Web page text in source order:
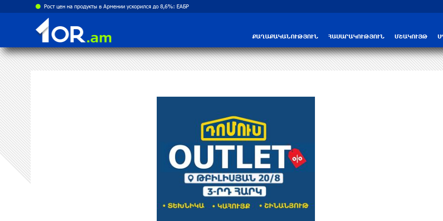
Рост цен на продукты в Армении ускорился до 8,6%: ЕАБР
ՔԱՂԱՔԱԿԱՆՈՒԹՅՈՒՆ ՀԱՍԱՐԱԿՈՒԹՅՈՒՆ ՄՇԱԿՈՒՅԹ